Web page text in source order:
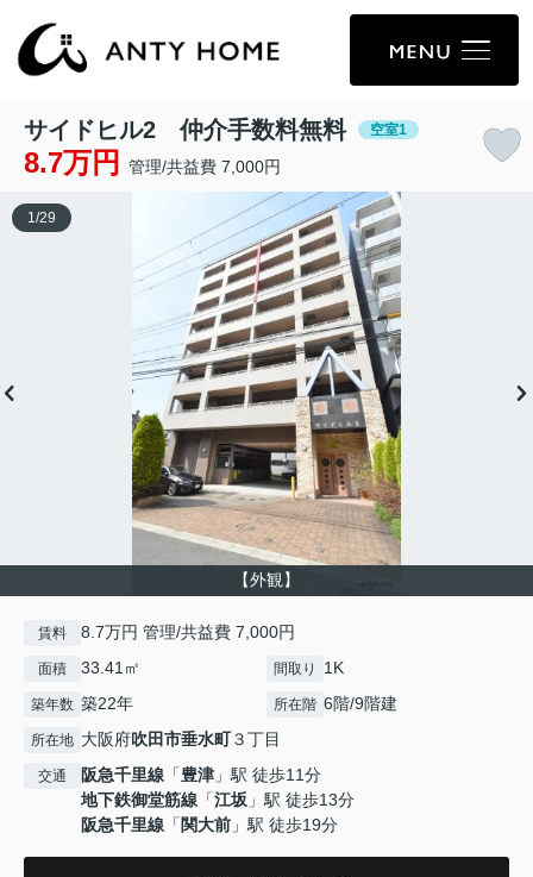
サイドヒル2 仲介手数料無料 空室1
8.7万円 管理/共益費 7,000円
【外観】
1 /29
賃料 8.7万円 管理/共益費 7,000円
面積 33.41㎡ 間取り 1K
築年数 築22年 所在階 6階/9階建
所在地 大阪府吹田市垂水町３丁目
交通 阪急千里線 「豊津 」駅 徒歩11分
地下鉄御堂筋線 「江坂 」駅 徒歩13分
阪急千里線 「 関大前 」駅 徒歩19分